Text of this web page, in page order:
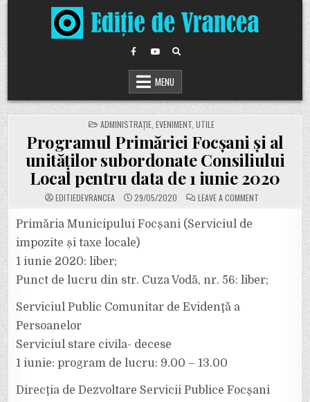
Skip
to
content
MENU
POSTED
IN
ADMINISTRAȚIE EVENIMENT UTILE
Programul Primăriei Focșani și al
unităților subordonate Consiliului
Local pentru data de 1 iunie 2020
EDITIEDEVRANCEA 29/05/2020 LEAVE A COMMENTON
PROGRAMUL
SUBORDONATE
PENTRU
DATA
Primăria Municipului Focșani (Serviciul de
impozite și taxe locale)
1 iunie 2020: liber;
Punct de lucru din str. Cuza Vodă, nr. 56: liber;
Serviciul Public Comunitar de Evidenţă a
Persoanelor
Serviciul stare civila- decese
1 iunie: program de lucru: 9.00 – 13.00
Direcţia de Dezvoltare Servicii Publice Focşani